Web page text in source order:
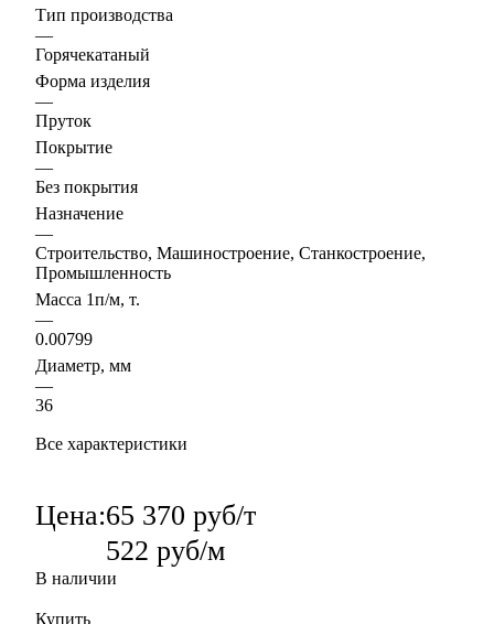
Тип производства
—
Горячекатаный
Форма изделия
—
Пруток
Покрытие
—
Без покрытия
Назначение
—
Строительство, Машиностроение, Станкостроение,
Промышленность
Масса 1п/м, т.
—
0.00799
Диаметр, мм
—
36
Все характеристики
Цена:65 370 руб/т
522 руб/м
В наличии
Купить